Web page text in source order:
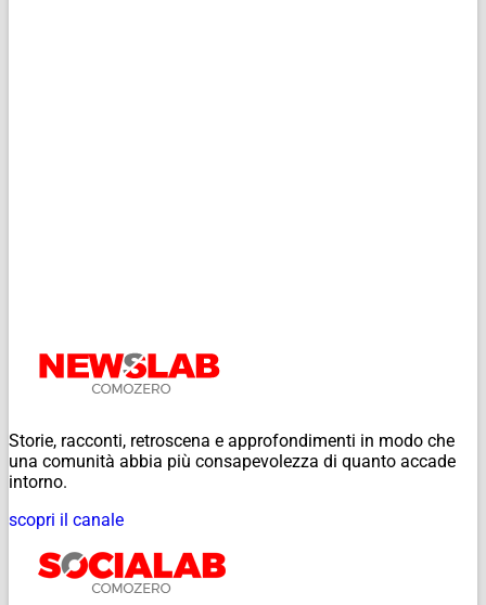
Storie, racconti, retroscena e approfondimenti in modo che
una comunità abbia più consapevolezza di quanto accade
intorno.
scopri il canale